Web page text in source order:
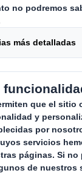
vemos la
el embalaje
en el mundo
Sobre DS